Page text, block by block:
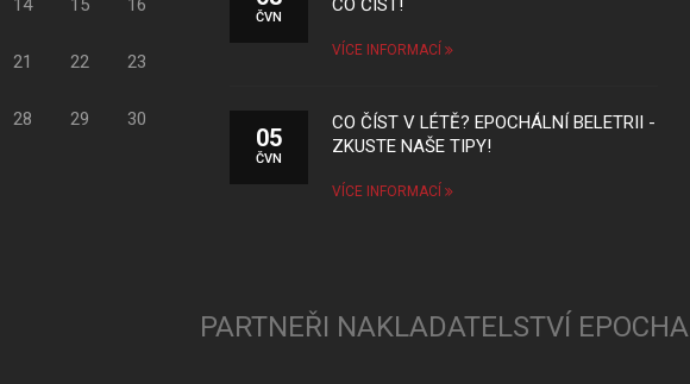
14 15 16
21 22 23
28 29 30
ČVN
CO ČÍST!
VÍCE INFORMACÍ
05
ČVN
CO ČÍST V LÉTĚ? EPOCHÁLNÍ BELETRII -
ZKUSTE NAŠE TIPY!
VÍCE INFORMACÍ
PARTNEŘI NAKLADATELSTVÍ EPOCHA